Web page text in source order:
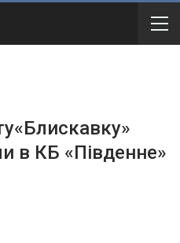
в КБ «Південне»